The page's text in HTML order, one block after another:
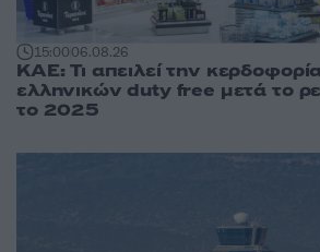
15:0006.08.26
ΚΑΕ: Τι απειλεί την
ελληνικών duty free μετά το
το 2025